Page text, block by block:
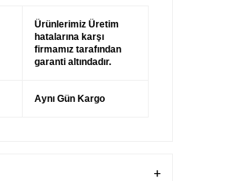
Ürünlerimiz Üretim
hatalarına karşı
firmamız tarafından
garanti altındadır.
Aynı Gün Kargo